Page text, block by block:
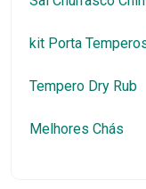
kit Porta
Tempero Dry Rub
Melhores Chás